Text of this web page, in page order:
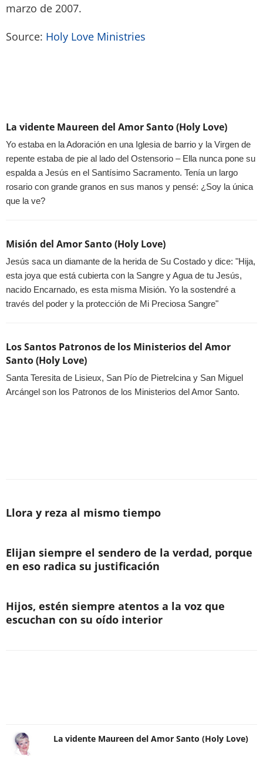
marzo de 2007.
Source: Holy Love Ministries
La vidente Maureen del Amor Santo (Holy Love)
Yo estaba en la Adoración en una Iglesia de barrio y la Virgen de
repente estaba de pie al lado del Ostensorio – Ella nunca pone su
espalda a Jesús en el Santísimo Sacramento. Tenía un largo
rosario con grande granos en sus manos y pensé: ¿Soy la única
que la ve?
Misión del Amor Santo (Holy Love)
Jesús saca un diamante de la herida de Su Costado y dice: "Hija,
esta joya que está cubierta con la Sangre y Agua de tu Jesús,
nacido Encarnado, es esta misma Misión. Yo la sostendré a
través del poder y la protección de Mi Preciosa Sangre"
Los Santos Patronos de los Ministerios del Amor
Santo (Holy Love)
Santa Teresita de Lisieux, San Pío de Pietrelcina y San Miguel
Arcángel son los Patronos de los Ministerios del Amor Santo.
Llora y reza al mismo tiempo
Elijan siempre el sendero de la verdad, porque
en eso radica su justificación
Hijos, estén siempre atentos a la voz que
escuchan con su oído interior
La vidente Maureen del Amor Santo (Holy Love)